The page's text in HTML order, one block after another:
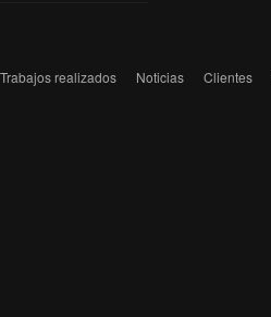
Trabajos realizados Noticias Clientes